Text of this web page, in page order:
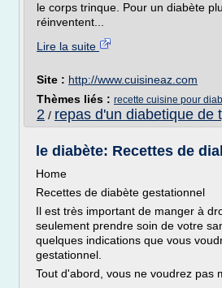
le corps trinque. Pour un diabète
réinventent...
Lire la suite
Site : http://www.cuisineaz.com
Thèmes liés : recette cuisine pour
2 / repas d'un diabetique de
le diabète: Recettes de
Home
Recettes de diabète gestationnel
Il est très important de manger à
seulement prendre soin de votre
quelques indications que vous
gestationnel.
Tout d'abord, vous ne voudrez pas